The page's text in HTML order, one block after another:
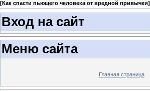
[Как спасти пьющего человека от вредной привычки]
Вход на сайт
Меню сайта
Главная страница